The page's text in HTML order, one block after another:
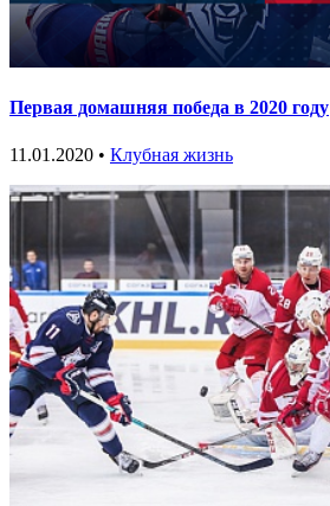
Первая домашняя победа в 2020 году
11.01.2020 • Клубная жизнь